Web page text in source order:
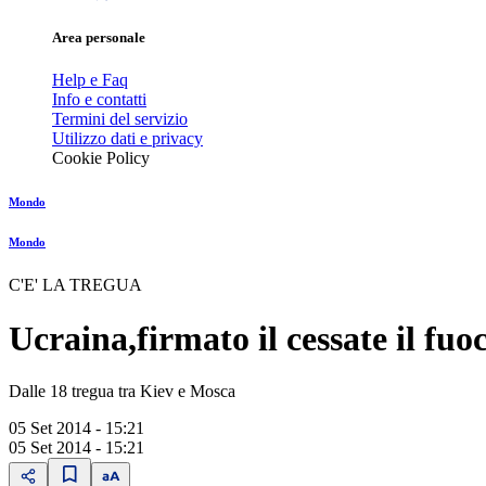
Area personale
Help e Faq
Info e contatti
Termini del servizio
Utilizzo dati e privacy
Cookie Policy
Mondo
Mondo
C'E' LA TREGUA
Ucraina,firmato il cessate il
Dalle 18 tregua tra Kiev e Mosca
05 Set 2014 - 15:21
05 Set 2014 - 15:21